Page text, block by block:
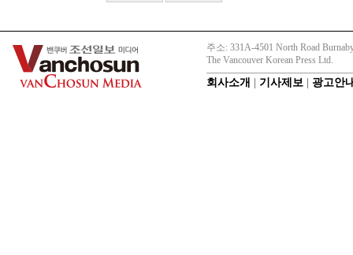
주소: 331A-4501 North Road
The Vancouver Korean Press Ltd.
회사소개 기사제보 광고안